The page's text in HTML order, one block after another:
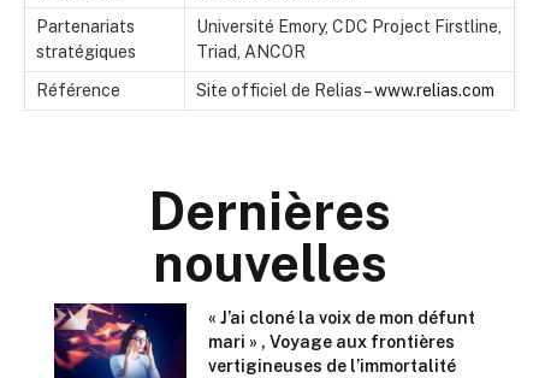
Partenariats
stratégiques
Université Emory, CDC Project Firstline,
Triad, ANCOR
Référence
Site officiel de Relias –www.relias.com
Dernières
nouvelles
« J’ai cloné la voix de mon défunt
mari » , Voyage aux frontières
vertigineuses de l’immortalité